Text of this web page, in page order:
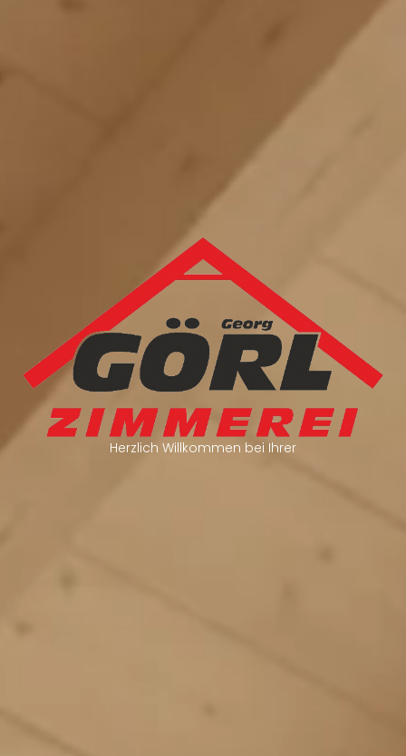
Herzlich Willkommen bei Ihrer